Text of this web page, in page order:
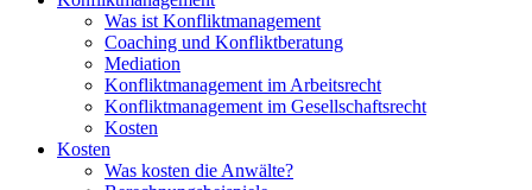
Was ist Konfliktmanagement
Coaching und Konfliktberatung
Mediation
Konfliktmanagement im Arbeitsrecht
Konfliktmanagement im Gesellschaftsrecht
Kosten
Kosten
Was kosten die Anwälte?